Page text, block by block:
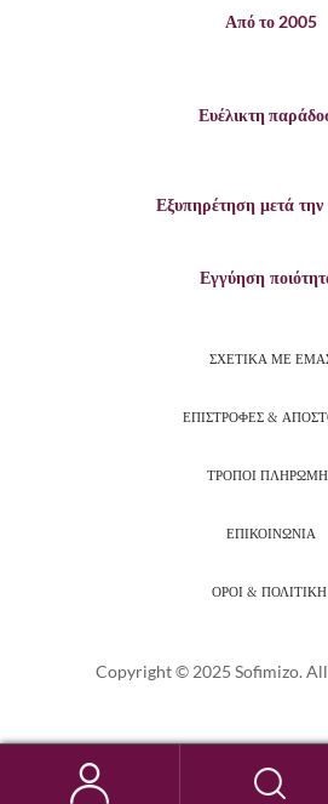
Από το 2005
Ευέλικτη
Εξυπηρέτηση μετά
Εγγύηση
ΣΧΕΤΙΚΑ ΜΕ
ΕΠΙΣΤΡΟΦΕΣ &
ΤΡΟΠΟΙ
ΕΠΙΚΟΙΝΩΝΙΑ
ΟΡΟΙ & ΠΟΛΙΤΙΚΗ
Copyright © 2025 Sofimizo.